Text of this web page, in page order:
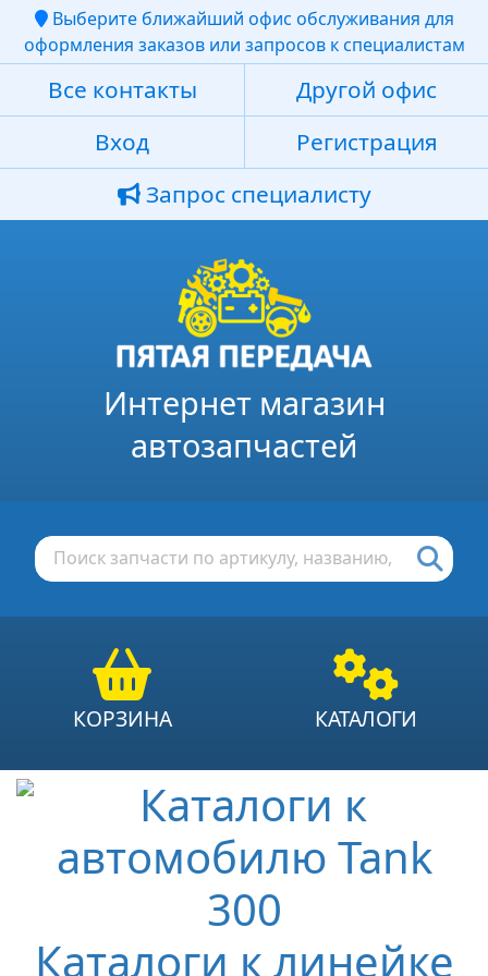
Выберите ближайший офис обслуживания для
оформления заказов или запросов к специалистам
Все контакты
Другой офис
Вход
Регистрация
Запрос специалисту
Интернет магазин
автозапчастей
КОРЗИНА КАТАЛОГИ
Каталоги к линейке